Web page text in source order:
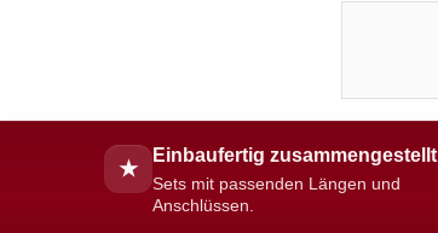
★
Einbaufertig zusammengestellt
Sets mit passenden Längen und
Anschlüssen.